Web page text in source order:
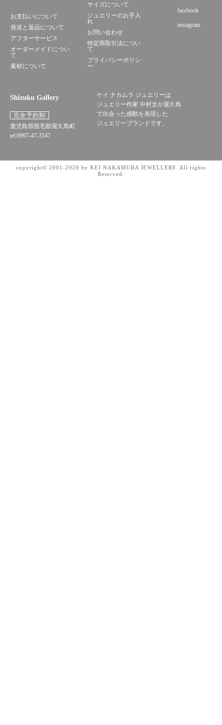
お支払いについて
発送と返品について
アフターサービス
オーダーメイドについ
て
素材について
サイズについて
ジュエリーのお手入
れ
お問い合わせ
特定商取引法につい
て
プライバシーポリシ
ー
facebook
instagram
Shizuku Gallery
完全予約制
鹿児島県熊毛郡屋久島町
tel:0997-47-3547
ケイ ナカムラ ジュエリーは
ジュエリー作家 中村圭が屋久島
で出会った感動を表現した
ジュエリーブランドです。
copyright© 2001-2020 by KEI NAKAMURA JEWELLERY. All rights
Reserved.